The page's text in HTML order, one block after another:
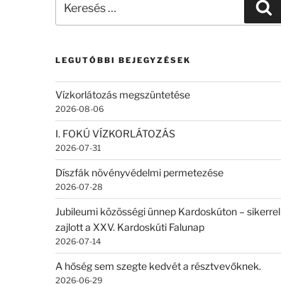
következő
LEGUTÓBBI BEJEGYZÉSEK
Vízkorlátozás megszüntetése
2026-08-06
I. FOKÚ VÍZKORLÁTOZÁS
2026-07-31
Díszfák növényvédelmi permetezése
2026-07-28
Jubileumi közösségi ünnep Kardoskúton – sikerrel
zajlott a XXV. Kardoskúti Falunap
2026-07-14
A hőség sem szegte kedvét a résztvevőknek.
2026-06-29